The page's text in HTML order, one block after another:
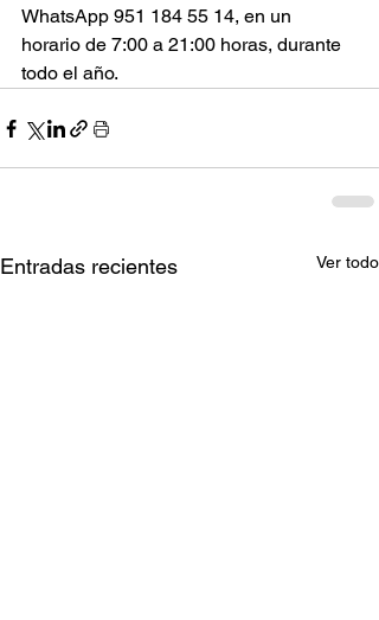
WhatsApp 951 184 55 14, en un
horario de 7:00 a 21:00 horas, durante
todo el año.
Entradas recientes Ver todo